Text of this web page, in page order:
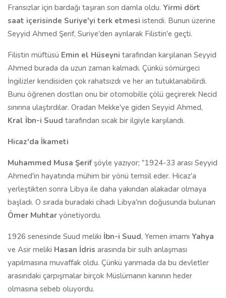
Fransızlar için bardağı taşıran son damla oldu. Yirmi dört
saat içerisinde Suriye'yi terk etmesi istendi. Bunun üzerine
Seyyid Ahmed Şerif, Suriye'den ayrılarak Filistin'e geçti.
Filistin müftüsü Emin el Hüseyni tarafından karşılanan Seyyid
Ahmed burada da uzun zaman kalmadı. Çünkü sömürgeci
İngilizler kendisiden çok rahatsızdı ve her an tutuklanabilirdi.
Bunu öğrenen dostları onu bir otomobille çölü geçirerek Necid
sınırına ulaştırdılar. Oradan Mekke'ye giden Seyyid Ahmed,
Kral İbn-i Suud tarafından sıcak bir ilgiyle karşılandı.
Hicaz'da İkameti
Muhammed Musa Şerifşöyle yazıyor; "1924-33 arası Seyyid
Ahmed'in hayatında mühim bir yönü temsil eder. Hicaz'a
yerleştikten sonra Libya ile daha yakından alakadar olmaya
başladı. O sırada buradaki cihadı Libya'nın doğusunda bulunan
Ömer Muhtar yönetiyordu.
1926 senesinde Suud meliki İbn-i Suud, Yemen imamı Yahya
ve Asir meliki Hasan İdris arasında bir sulh anlaşması
yapılmasına muvaffak oldu. Çünkü yarımada da bu devletler
arasındaki çarpışmalar birçok Müslümanın kanının heder
olmasına sebeb oluyordu.